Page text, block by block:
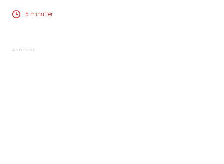
5 minutter